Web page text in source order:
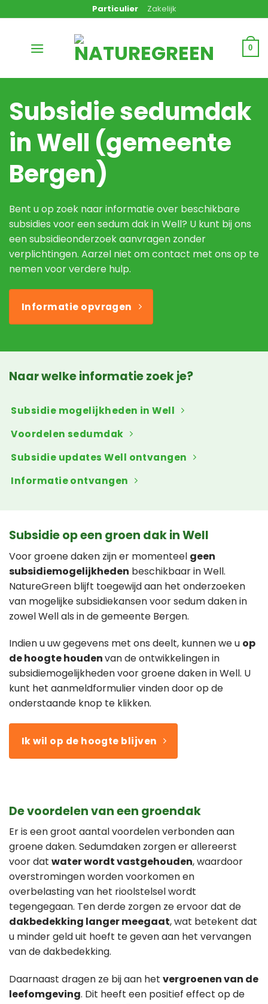
naar
Particulier Zakelijk
0
Subsidie sedumdak
in Well (gemeente
Bergen)
Bent u op zoek naar informatie over beschikbare
subsidies voor een sedum dak in Well? U kunt bij ons
een subsidieonderzoek aanvragen zonder
verplichtingen. Aarzel niet om contact met ons op te
nemen voor verdere hulp.
Informatie opvragen
Naar welke informatie zoek je?
Subsidie mogelijkheden in Well
Voordelen sedumdak
Subsidie updates Well ontvangen
Informatie ontvangen
Subsidie op een groen dak in Well
Voor groene daken zijn er momenteel geen
subsidiemogelijkheden beschikbaar in Well.
NatureGreen blijft toegewijd aan het onderzoeken
van mogelijke subsidiekansen voor sedum daken in
zowel Well als in de gemeente Bergen.
Indien u uw gegevens met ons deelt, kunnen we u op
de hoogte houdenvan de ontwikkelingen in
subsidiemogelijkheden voor groene daken in Well. U
kunt het aanmeldformulier vinden door op de
onderstaande knop te klikken.
Ik wil op de hoogte blijven
De voordelen van een groendak
Er is een groot aantal voordelen verbonden aan
groene daken. Sedumdaken zorgen er allereerst
voor dat water wordt vastgehouden, waardoor
overstromingen worden voorkomen en
overbelasting van het rioolstelsel wordt
tegengegaan. Ten derde zorgen ze ervoor dat de
dakbedekking langer meegaat, wat betekent dat
u minder geld uit hoeft te geven aan het vervangen
van de dakbedekking.
Daarnaast dragen ze bij aan het vergroenen van de
leefomgeving. Dit heeft een positief effect op de